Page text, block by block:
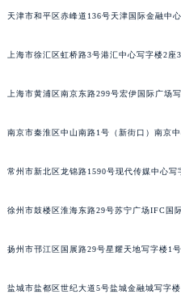
天津市和平区赤峰道136号天津国际金融中
上海市徐汇区虹桥路3号港汇中心写字楼2座
上海市黄浦区南京东路299号宏伊国际广场
南京市秦淮区中山南路1号（新街口）南京
常州市新北区龙锦路1590号现代传媒中心写
徐州市鼓楼区淮海东路29号苏宁广场IFC国
扬州市邗江区国展路29号星耀天地写字楼1
盐城市盐都区世纪大道5号盐城金融城写字